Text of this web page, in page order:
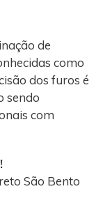
de
como
dos furos é
sendo
com
São Bento